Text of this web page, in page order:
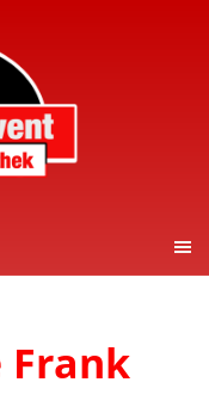
Frank